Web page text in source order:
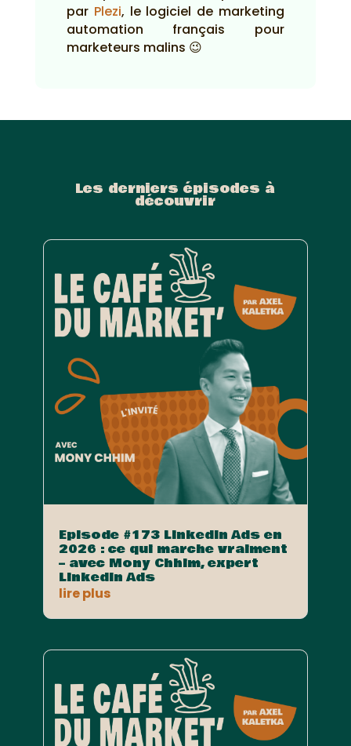
par Plezi, le logiciel de marketing
automation français pour
marketeurs malins 😉
Les derniers épisodes à
découvrir
Episode #173 LinkedIn Ads en
2026 : ce qui marche vraiment
– avec Mony Chhim, expert
LinkedIn Ads
lire plus